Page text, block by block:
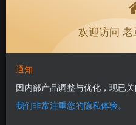
4个月前更新
软件信息
兼容版本：安卓5.0+
欢迎访问 老
通知
因内部产品调整与优化，现已
我们非常注重您的隐私体验。